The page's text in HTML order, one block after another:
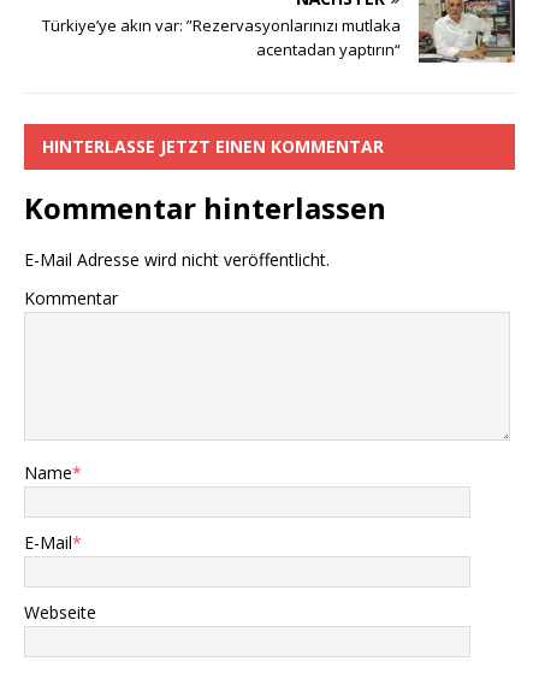
o
k
p e n
Türkiye’ye akın var: ”Rezervasyonlarınızı mutlaka
acentadan yaptırın“
HINTERLASSE JETZT EINEN KOMMENTAR
Kommentar hinterlassen
E-Mail Adresse wird nicht veröffentlicht.
Kommentar
Name*
E-Mail*
Webseite